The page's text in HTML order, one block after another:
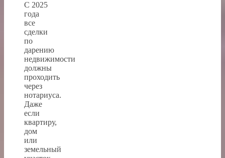
С 2025
года
все
сделки
по
дарению
недвижимости
должны
проходить
через
нотариуса.
Даже
если
квартиру,
дом
или
земельный